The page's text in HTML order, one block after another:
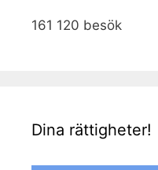
161 120 besök
Dina rättigheter!